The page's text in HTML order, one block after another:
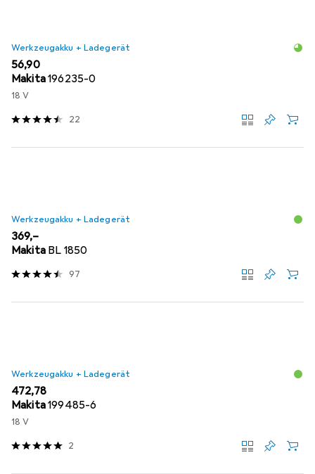
Werkzeugakku + Ladegerät
EUR
56,90
Makita196235-0
18 V
22
Werkzeugakku + Ladegerät
EUR
369,–
Makita BL 1850
97
Werkzeugakku + Ladegerät
EUR
472,78
Makita199485-6
18 V
2